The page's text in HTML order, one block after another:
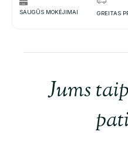
SAUGŪS MOKĖJIMAI GREITAS
Jums